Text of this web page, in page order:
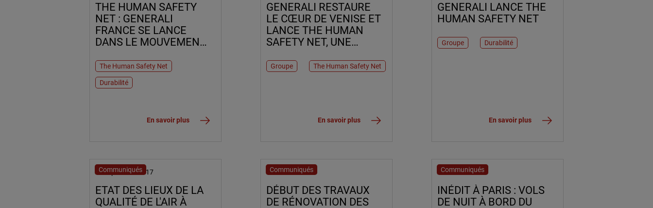
THE HUMAN SAFETY
NET : GENERALI
FRANCE SE LANCE
DANS LE MOUVEMENT
The Human Safety Net
Durabilité
En savoir plus
GENERALI RESTAURE
LE CŒUR DE VENISE ET
LANCE THE HUMAN
SAFETY NET, UNE
D’ACCOMPAGNER LES
Groupe The Human Safety Net
En savoir plus
GENERALI LANCE THE
HUMAN SAFETY NET
Groupe Durabilité
En savoir plus
Communiqués
20 septembre 2017
ETAT DES LIEUX DE LA
QUALITÉ DE L'AIR À
Communiqués
7 avril 2017
DÉBUT DES TRAVAUX
DE RÉNOVATION DES
Communiqués
2 mai 2016
INÉDIT À PARIS : VOLS
DE NUIT À BORD DU